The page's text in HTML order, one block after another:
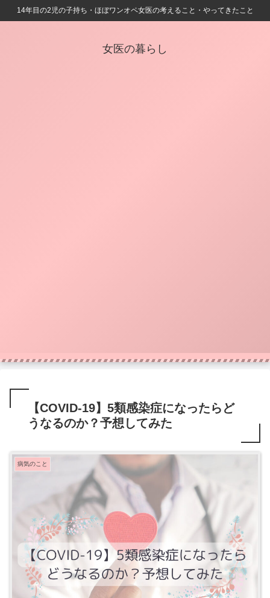
14年目の2児の子持ち・ほぼワンオペ女医の考えること・やってきたこと
女医の暮らし
【COVID-19】5類感染症になったらど
うなるのか？予想してみた
病気のこと